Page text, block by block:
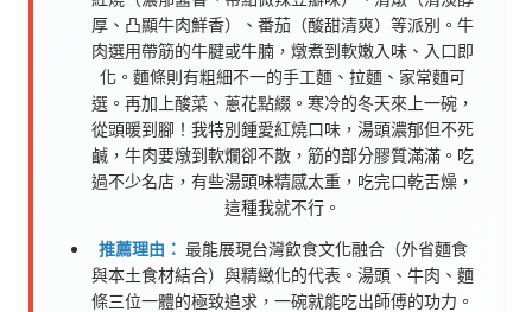
厚、凸顯牛肉鮮香）、番茄（酸甜清爽）等派別。牛
肉選用帶筋的牛腱或牛腩，燉煮到軟嫩入味、入口即
化。麵條則有粗細不一的手工麵、拉麵、家常麵可
選。再加上酸菜、蔥花點綴。寒冷的冬天來上一碗，
從頭暖到腳！我特別鍾愛紅燒口味，湯頭濃郁但不死
鹹，牛肉要燉到軟爛卻不散，筋的部分膠質滿滿。吃
過不少名店，有些湯頭味精感太重，吃完口乾舌燥，
這種我就不行。
推薦理由： 最能展現台灣飲食文化融合（外省麵食
與本土食材結合）與精緻化的代表。湯頭、牛肉、麵
條三位一體的極致追求，一碗就能吃出師傅的功力。